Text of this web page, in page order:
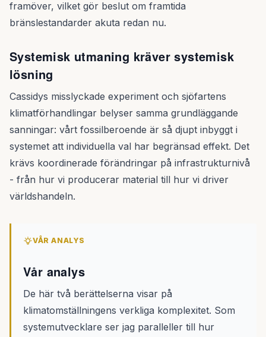
framöver, vilket gör beslut om framtida
bränslestandarder akuta redan nu.
Systemisk utmaning kräver systemisk
lösning
Cassidys misslyckade experiment och sjöfartens
klimatförhandlingar belyser samma grundläggande
sanningar: vårt fossilberoende är så djupt inbyggt i
systemet att individuella val har begränsad effekt. Det
krävs koordinerade förändringar på infrastrukturnivå
- från hur vi producerar material till hur vi driver
världshandeln.
VÅR ANALYS
Vår analys
De här två berättelserna visar på
klimatomställningens verkliga komplexitet. Som
systemutvecklare ser jag paralleller till hur